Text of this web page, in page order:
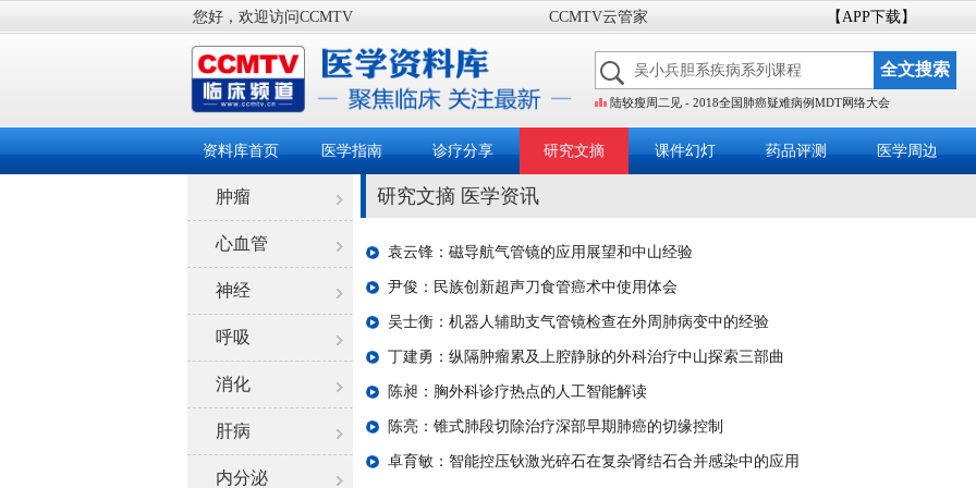
您好，欢迎访问CCMTV CCMTV云管家 【APP下载】
陆较瘦周二见 - 2018全国肺癌疑难病例MDT网络大会
资料库首页 医学指南 诊疗分享 研究文摘 课件幻灯 药品评测 医学周边
肿瘤
心血管
神经
呼吸
消化
肝病
内分泌
研究文摘 医学资讯
袁云锋：磁导航气管镜的应用展望和中山经验
尹俊：民族创新超声刀食管癌术中使用体会
吴士衡：机器人辅助支气管镜检查在外周肺病变中的经验
丁建勇：纵隔肿瘤累及上腔静脉的外科治疗中山探索三部曲
陈昶：胸外科诊疗热点的人工智能解读
陈亮：锥式肺段切除治疗深部早期肺癌的切缘控制
卓育敏：智能控压钬激光碎石在复杂肾结石合并感染中的应用